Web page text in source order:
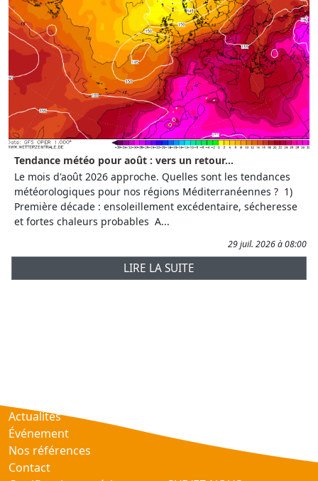
Tendance météo pour août : vers un retour...
Le mois d'août 2026 approche. Quelles sont les tendances
météorologiques pour nos régions Méditerranéennes ? 1)
Première décade : ensoleillement excédentaire, sécheresse
et fortes chaleurs probables A...
29 juil. 2026 à 08:00
LIRE LA SUITE
Actualités
Événement
Nos références
Contact